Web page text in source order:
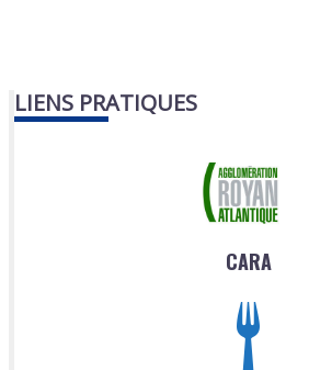
LIENS PRATIQUES
CARA